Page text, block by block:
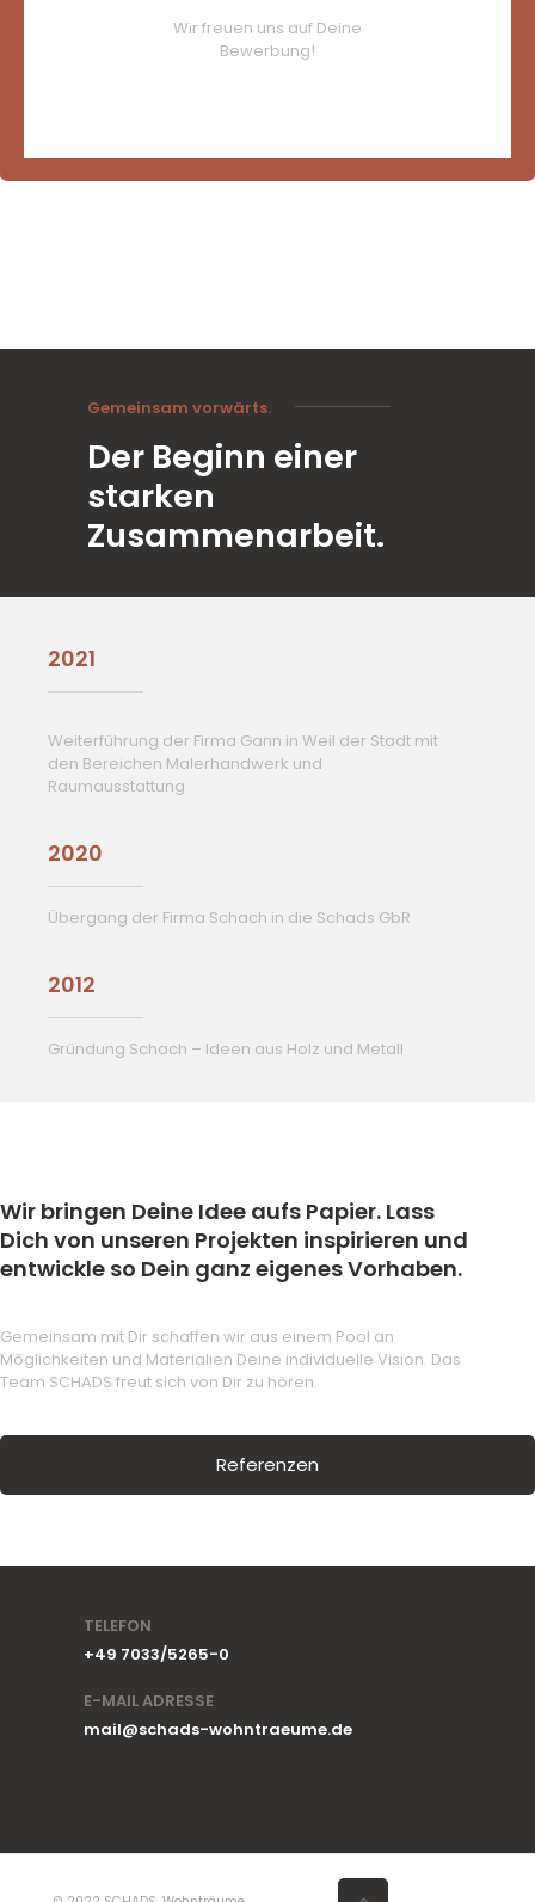
Wir freuen uns auf Deine
Bewerbung!
Gemeinsam vorwärts.
Der Beginn einer
starken
Zusammenarbeit.
2021
Weiterführung der Firma Gann in Weil der Stadt mit
den Bereichen Malerhandwerk und
Raumausstattung
2020
Übergang der Firma Schach in die Schads GbR
2012
Gründung Schach – Ideen aus Holz und Metall
Wir bringen Deine Idee aufs Papier. Lass
Dich von unseren Projekten inspirieren und
entwickle so Dein ganz eigenes Vorhaben.
Gemeinsam mit Dir schaffen wir aus einem Pool an
Möglichkeiten und Materialien Deine individuelle Vision. Das
Team SCHADS freut sich von Dir zu hören.
Referenzen
TELEFON
+49 7033/5265-0
E-MAIL ADRESSE
mail@schads-wohntraeume.de